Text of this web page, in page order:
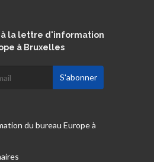
à la lettre d'information
à Bruxelles
du bureau Europe à